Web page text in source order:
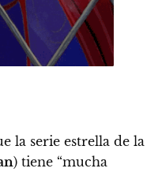
la serie estrella de la
) tiene “mucha